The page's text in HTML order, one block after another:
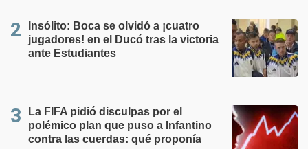
Insólito: Boca se olvidó a ¡cuatro
jugadores! en el Ducó tras la victoria
ante Estudiantes
La FIFA pidió disculpas por el
polémico plan que puso a Infantino
contra las cuerdas: qué proponía